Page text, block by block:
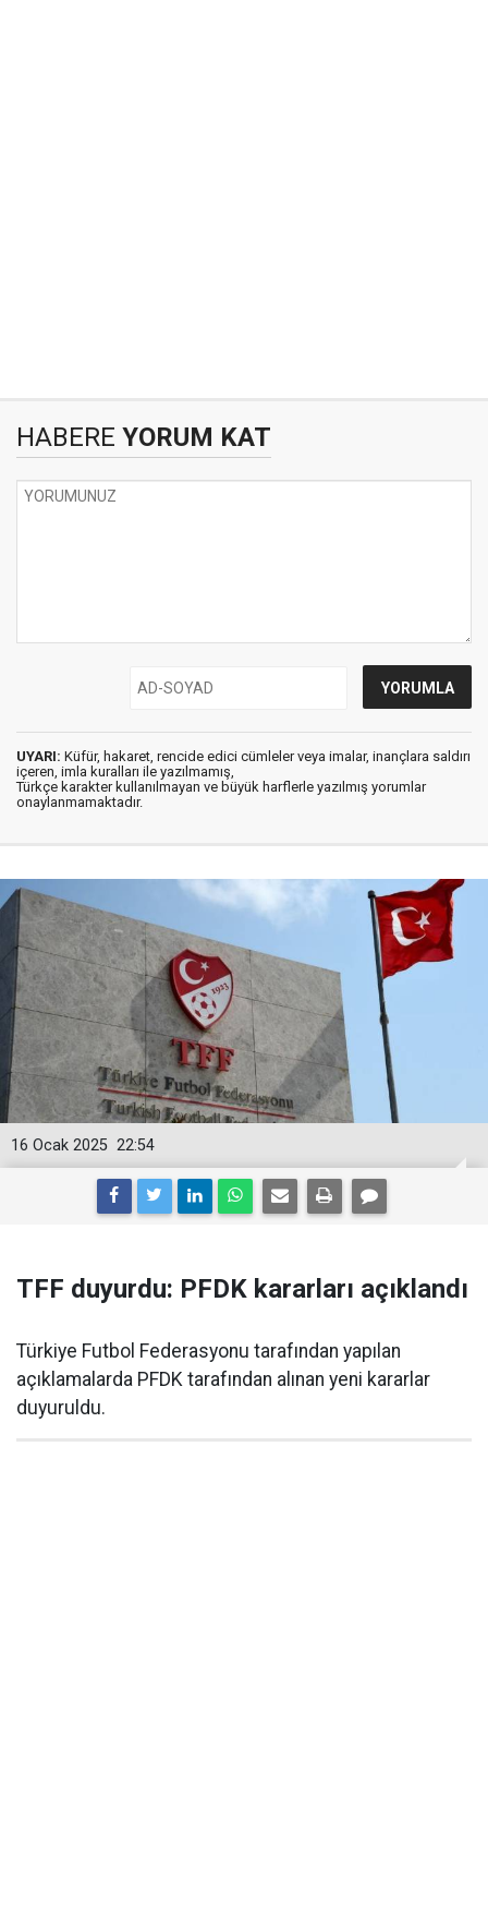
HABERE YORUM KAT
UYARI: Küfür, hakaret, rencide edici cümleler veya imalar, inançlara saldırı
içeren, imla kuralları ile yazılmamış,
Türkçe karakter kullanılmayan ve büyük harflerle yazılmış yorumlar
onaylanmamaktadır.
22:54
16 Ocak 2025
TFF duyurdu: PFDK kararları açıklandı
Türkiye Futbol Federasyonu tarafından yapılan
açıklamalarda PFDK tarafından alınan yeni kararlar
duyuruldu.